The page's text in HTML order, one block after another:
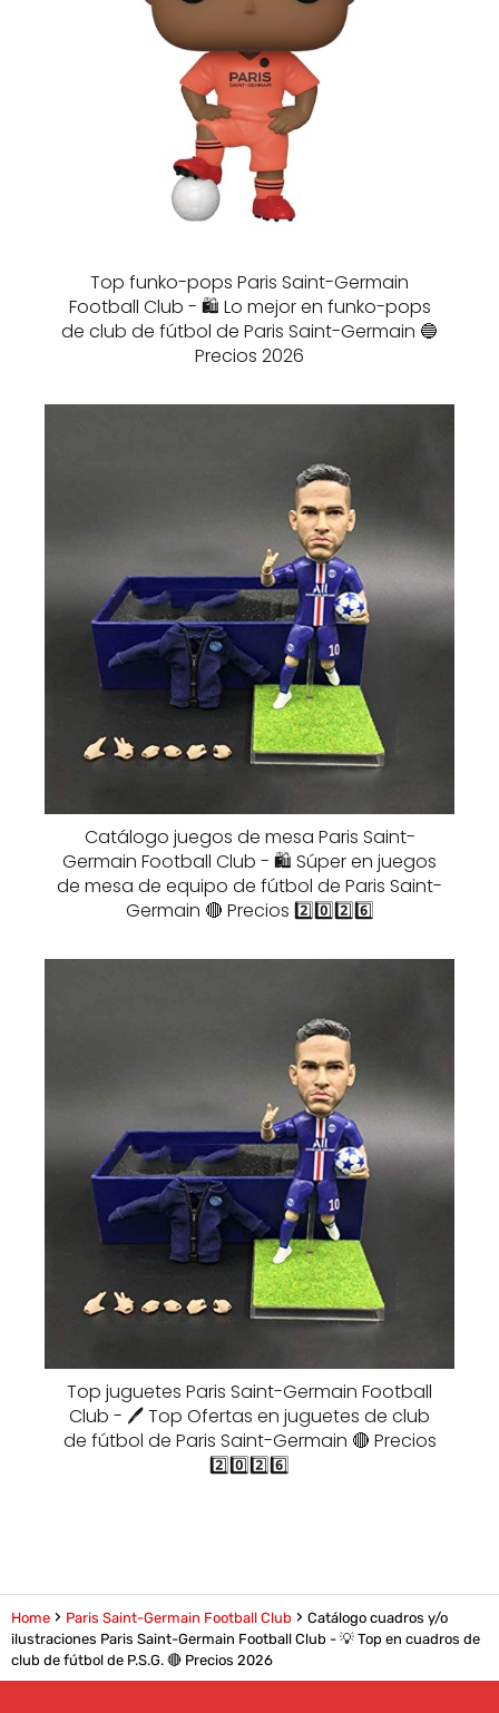
Top funko-pops Paris Saint-Germain
Football Club - 🛍️ Lo mejor en funko-pops
de club de fútbol de Paris Saint-Germain 🔵
Precios 2026
Catálogo juegos de mesa Paris Saint-
Germain Football Club - 🛍️ Súper en juegos
de mesa de equipo de fútbol de Paris Saint-
Germain 🔴 Precios 2️⃣0️⃣2️⃣6️⃣
Top juguetes Paris Saint-Germain Football
Club - 🖊️ Top Ofertas en juguetes de club
de fútbol de Paris Saint-Germain 🔴 Precios
2️⃣0️⃣2️⃣6️⃣
Home Paris Saint-Germain Football Club
Catálogo cuadros y/o
ilustraciones Paris Saint-Germain Football Club - 💡 Top en cuadros de
club de fútbol de P.S.G. 🔴 Precios 2026